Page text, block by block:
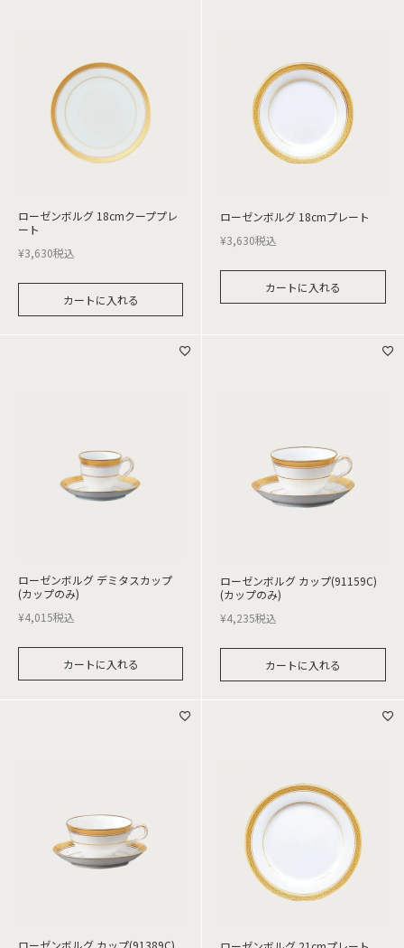
ローゼンボルグ 18cmクーププレ
ート
¥3,630税込
カートに入れる
ローゼンボルグ 18cmプレート
¥3,630税込
カートに入れる
ローゼンボルグ デミタスカップ
(カップのみ)
¥4,015税込
カートに入れる
ローゼンボルグ カップ(91159C)
(カップのみ)
¥4,235税込
カートに入れる
ローゼンボルグ カップ(91389C)